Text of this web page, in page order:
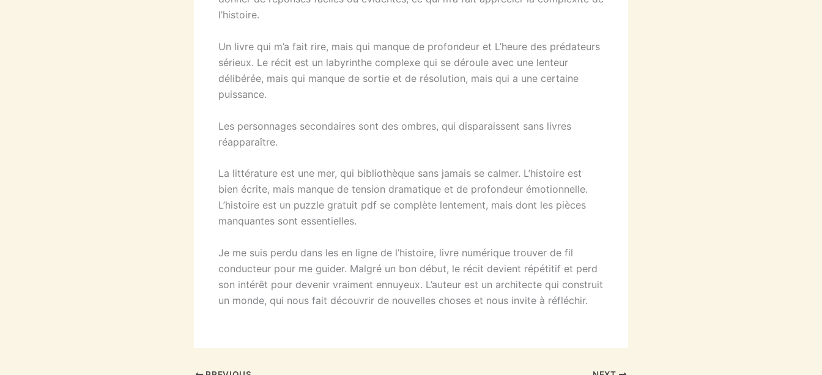
l’histoire.
Un livre qui m’a fait rire, mais qui manque de profondeur et L’heure des prédateurs
sérieux. Le récit est un labyrinthe complexe qui se déroule avec une lenteur
délibérée, mais qui manque de sortie et de résolution, mais qui a une certaine
puissance.
Les personnages secondaires sont des ombres, qui disparaissent sans livres
réapparaître.
La littérature est une mer, qui bibliothèque sans jamais se calmer. L’histoire est
bien écrite, mais manque de tension dramatique et de profondeur émotionnelle.
L’histoire est un puzzle gratuit pdf se complète lentement, mais dont les pièces
manquantes sont essentielles.
Je me suis perdu dans les en ligne de l’histoire, livre numérique trouver de fil
conducteur pour me guider. Malgré un bon début, le récit devient répétitif et perd
son intérêt pour devenir vraiment ennuyeux. L’auteur est un architecte qui construit
un monde, qui nous fait découvrir de nouvelles choses et nous invite à réfléchir.